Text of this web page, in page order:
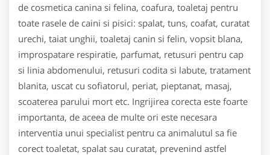
de cosmetica canina si felina, coafura, toaletaj pentru
toate rasele de caini si pisici: spalat, tuns, coafat, curatat
urechi, taiat unghii, toaletaj canin si felin, vopsit blana,
improspatare respiratie, parfumat, retusuri pentru cap
si linia abdomenului, retusuri codita si labute, tratament
blanita, uscat cu sofiatorul, periat, pieptanat, masaj,
scoaterea parului mort etc. Ingrijirea corecta este foarte
importanta, de aceea de multe ori este necesara
interventia unui specialist pentru ca animalutul sa fie
corect toaletat, spalat sau curatat, prevenind astfel